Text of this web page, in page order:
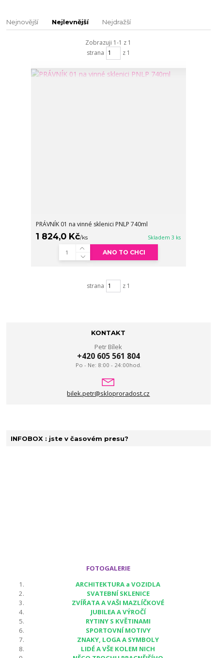
Nejnovější Nejlevnější Nejdražší
Zobrazuji 1-1 z 1
strana
z 1
PRÁVNÍK 01 na vinné sklenici PNLP 740ml
1 824,0 Kč/ks Skladem 3 ks
ANO TO CHCI
strana z 1
KONTAKT
Petr Bílek
+420 605 561 804
Po - Ne: 8:00 - 24:00hod.
bilek.petr@skloproradost.cz
INFOBOX : jste v časovém presu?
FOTOGALERIE
ARCHITEKTURA a VOZIDLA
SVATEBNÍ SKLENICE
ZVÍŘATA A VAŠI MAZLÍČKOVÉ
JUBILEA A VÝROČÍ
RYTINY S KVĚTINAMI
SPORTOVNÍ MOTIVY
ZNAKY, LOGA A SYMBOLY
LIDÉ A VŠE KOLEM NICH